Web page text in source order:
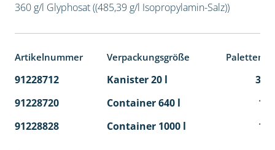
360 g/l Glyphosat ((485,39 g/l Isopropylamin-Salz))
Artikelnummer Verpackungsgröße
91228712 Kanister 20 l
32
91228720
Container 640 l
1
91228828
Container 1000 l 1